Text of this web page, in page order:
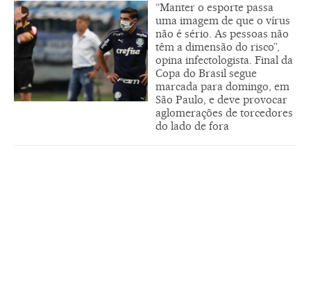
“Manter o esporte passa
uma imagem de que o vírus
não é sério. As pessoas não
têm a dimensão do risco”,
opina infectologista. Final da
Copa do Brasil segue
marcada para domingo, em
São Paulo, e deve provocar
aglomerações de torcedores
do lado de fora